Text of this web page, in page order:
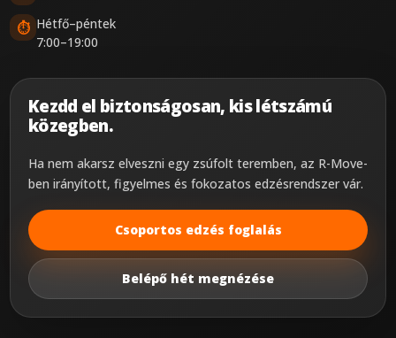
⏱ Hétfő–péntek
7:00–19:00
Kezdd el biztonságosan, kis létszámú
közegben.
Ha nem akarsz elveszni egy zsúfolt teremben, az R-Move-
ben irányított, figyelmes és fokozatos edzésrendszer vár.
Csoportos edzés foglalás
Belépő hét megnézése